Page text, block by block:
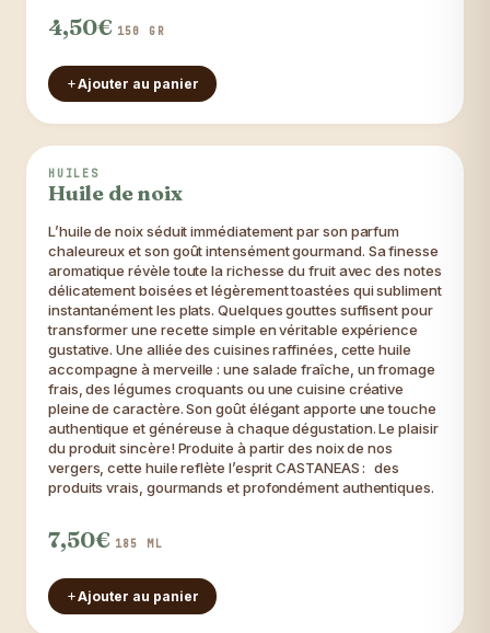
4,50€ 150 GR
Ajouter au panier
Indispensable
HUILES
Huile de noix
L’huile de noix séduit immédiatement par son parfum
chaleureux et son goût intensément gourmand. Sa finesse
aromatique révèle toute la richesse du fruit avec des notes
délicatement boisées et légèrement toastées qui subliment
instantanément les plats. Quelques gouttes suffisent pour
transformer une recette simple en véritable expérience
gustative. Une alliée des cuisines raffinées, cette huile
accompagne à merveille : une salade fraîche, un fromage
frais, des légumes croquants ou une cuisine créative
pleine de caractère. Son goût élégant apporte une touche
authentique et généreuse à chaque dégustation. Le plaisir
du produit sincère! Produite à partir des noix de nos
vergers, cette huile reflète l’esprit CASTANEAS : des
produits vrais, gourmands et profondément authentiques.
7,50€ 185 ML
Ajouter au panier